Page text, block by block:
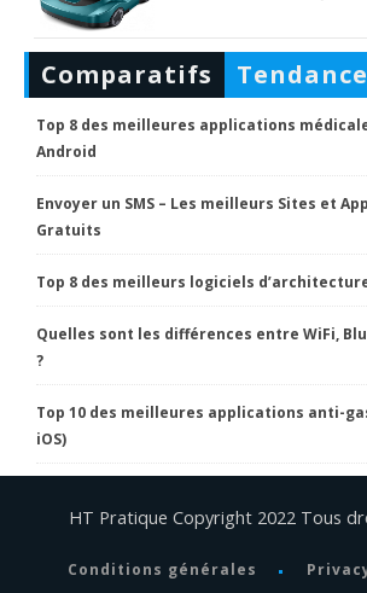
Comparatifs
Top 8 des meilleures applications
Android
Envoyer un SMS – Les meilleurs Sites et
Gratuits
Top 8 des meilleurs logiciels
Quelles sont les différences entre WiFi,
?
Top 10 des meilleures applications anti-
iOS)
HT Pratique Copyright 2022 Tous
Conditions générales